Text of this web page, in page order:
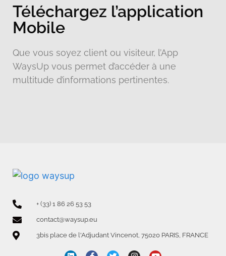
Téléchargez l’application
Mobile
Que vous soyez client ou visiteur, l’App
WaysUp vous permet d’accéder à une
multitude d’informations pertinentes.
+ (33) 1 86 26 53 53
contact@waysup.eu
3bis place de l'Adjudant Vincenot, 75020 PARIS, FRANCE